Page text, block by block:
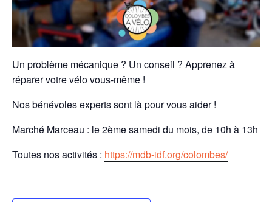
Un problème mécanique ? Un conseil ? Apprenez à
réparer votre vélo vous-même !
Nos bénévoles experts sont là pour vous aider !
Marché Marceau : le 2ème samedi du mois, de 10h à 13h
Toutes nos activités : https://mdb-idf.org/colombes/